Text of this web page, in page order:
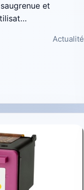
et
Actualité